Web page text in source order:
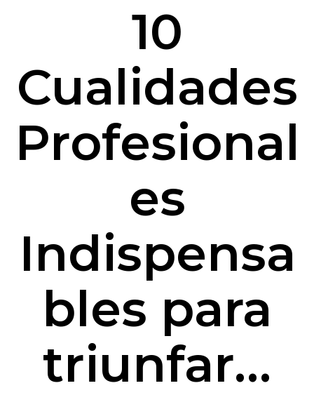
10
Cualidades
Profesional
es
Indispensa
bles para
triunfar…